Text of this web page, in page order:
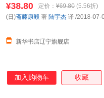
¥38.80 定价： ¥69.80 (5.56折)
新华书店辽宁旗舰店
(日)斋藤康毅 著 陆宇杰 译 /2018-07-
加入购物车 收藏